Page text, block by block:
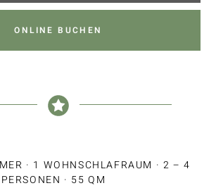
ONLINE BUCHEN
· 1 WOHNSCHLAFRAUM · 2 – 4
PERSONEN · 55 QM